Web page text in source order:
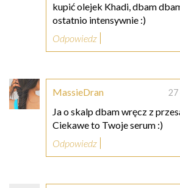
kupić olejek Khadi, dbam
ostatnio intensywnie :)
Odpowiedz
MassieDran
Ja o skalp dbam wręcz z
Ciekawe to Twoje serum :)
Odpowiedz